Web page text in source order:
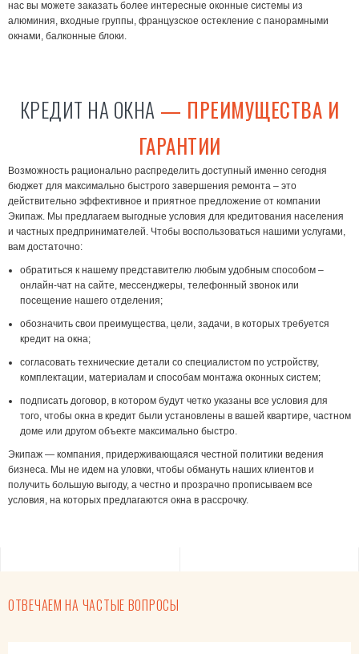
нас вы можете заказать более интересные оконные системы из
алюминия, входные группы, французское остекление с панорамными
окнами, балконные блоки.
КРЕДИТ НА ОКНА — ПРЕИМУЩЕСТВА И
ГАРАНТИИ
Возможность рационально распределить доступный именно сегодня
бюджет для максимально быстрого завершения ремонта – это
действительно эффективное и приятное предложение от компании
Экипаж. Мы предлагаем выгодные условия для кредитования населения
и частных предпринимателей. Чтобы воспользоваться нашими услугами,
вам достаточно:
обратиться к нашему представителю любым удобным способом –
онлайн-чат на сайте, мессенджеры, телефонный звонок или
посещение нашего отделения;
обозначить свои преимущества, цели, задачи, в которых требуется
кредит на окна;
согласовать технические детали со специалистом по устройству,
комплектации, материалам и способам монтажа оконных систем;
подписать договор, в котором будут четко указаны все условия для
того, чтобы окна в кредит были установлены в вашей квартире, частном
доме или другом объекте максимально быстро.
Экипаж — компания, придерживающаяся честной политики ведения
бизнеса. Мы не идем на уловки, чтобы обмануть наших клиентов и
получить большую выгоду, а честно и прозрачно прописываем все
условия, на которых предлагаются окна в рассрочку.
ОТВЕЧАЕМ НА ЧАСТЫЕ ВОПРОСЫ